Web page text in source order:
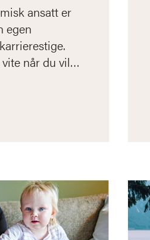
ansatt er
egen
når du vil